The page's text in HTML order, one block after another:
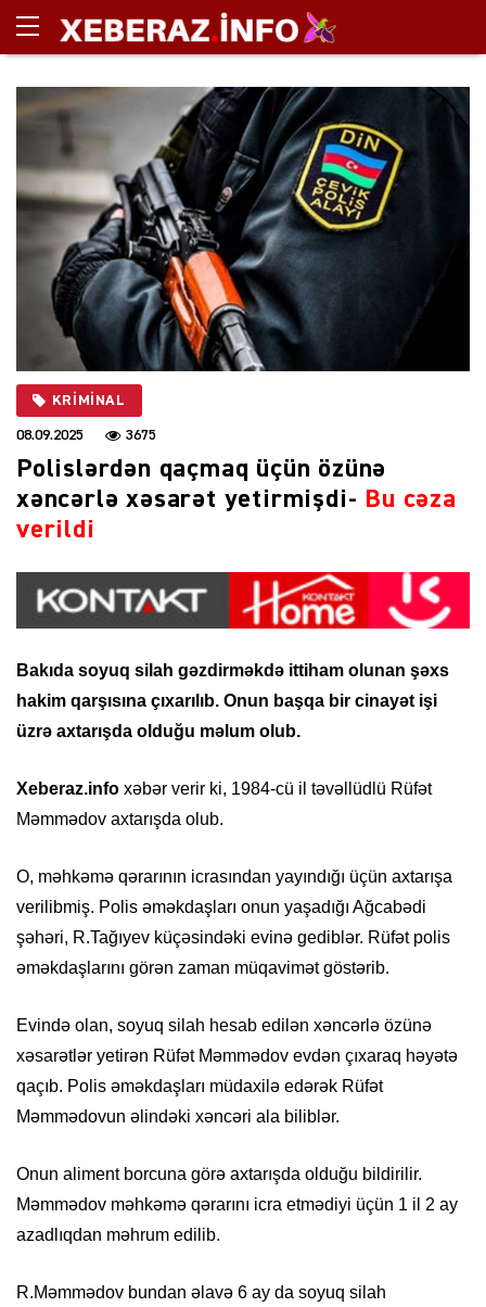
KRIMINAL
08.09.2025 3675
Polislərdən qaçmaq üçün özünə
xəncərlə xəsarət yetirmişdi- Bu cəza
verildi
Bakıda soyuq silah gəzdirməkdə ittiham olunan şəxs
hakim qarşısına çıxarılıb. Onun başqa bir cinayət işi
üzrə axtarışda olduğu məlum olub.
Xeberaz.info xəbər verir ki, 1984-cü il təvəllüdlü Rüfət
Məmmədov axtarışda olub.
O, məhkəmə qərarının icrasından yayındığı üçün axtarışa
verilibmiş. Polis əməkdaşları onun yaşadığı Ağcabədi
şəhəri, R.Tağıyev küçəsindəki evinə gediblər. Rüfət polis
əməkdaşlarını görən zaman müqavimət göstərib.
Evində olan, soyuq silah hesab edilən xəncərlə özünə
xəsarətlər yetirən Rüfət Məmmədov evdən çıxaraq həyətə
qaçıb. Polis əməkdaşları müdaxilə edərək Rüfət
Məmmədovun əlindəki xəncəri ala biliblər.
Onun aliment borcuna görə axtarışda olduğu bildirilir.
Məmmədov məhkəmə qərarını icra etmədiyi üçün 1 il 2 ay
azadlıqdan məhrum edilib.
R.Məmmədov bundan əlavə 6 ay da soyuq silah